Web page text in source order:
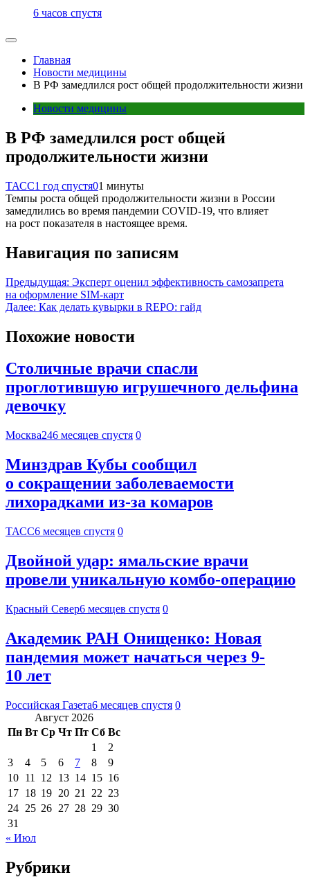
6 часов спустя
Главная
Новости медицины
В РФ замедлился рост общей продолжительности жизни
Новости медицины
В РФ замедлился рост общей
продолжительности жизни
ТАСС1 год спустя01 минуты
Темпы роста общей продолжительности жизни в России
замедлились во время пандемии COVID-19, что влияет
на рост показателя в настоящее время.
Навигация по записям
Предыдущая: Эксперт оценил эффективность самозапрета
на оформление SIM-карт
Далее: Как делать кувырки в REPO: гайд
Похожие новости
Столичные врачи спасли
проглотившую игрушечного дельфина
девочку
Москва246 месяцев спустя 0
Минздрав Кубы сообщил
о сокращении заболеваемости
лихорадками из-за комаров
ТАСС6 месяцев спустя 0
Двойной удар: ямальские врачи
провели уникальную комбо-операцию
Красный Север6 месяцев спустя 0
Академик РАН Онищенко: Новая
пандемия может начаться через 9-
10 лет
Российская Газета6 месяцев спустя 0
Август 2026
Пн Вт Ср Чт Пт Сб Вс
1
2
3
4 5 6 7 8
9
10 11 12 13 14 15 16
17 18 19 20 21 22 23
24 25 26 27 28 29 30
31
« Июл
Рубрики